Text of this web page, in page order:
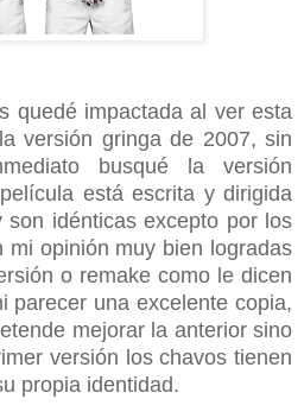
quedé impactada al ver esta
versión gringa de 2007, sin
busqué la versión
está escrita y dirigida
son idénticas excepto por los
mi opinión muy bien logradas
o remake como le dicen
parecer una excelente copia,
mejorar la anterior sino
versión los chavos tienen
propia identidad.